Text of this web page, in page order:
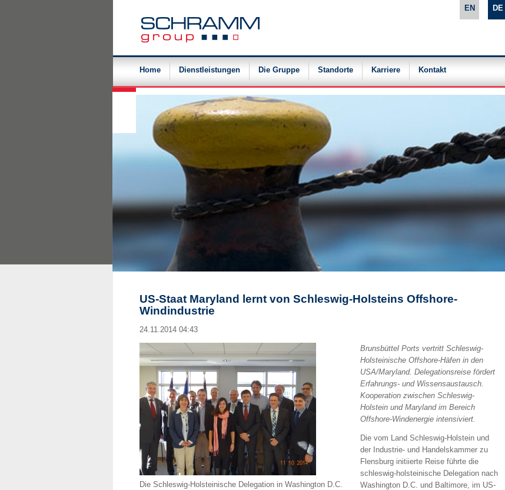
EN DE
Navigation
überspringen
Home Dienstleistungen Die Gruppe Standorte Karriere Kontakt
US-Staat Maryland lernt von Schleswig-Holsteins Offshore-
Windindustrie
24.11.2014 04:43
Die Schleswig-Holsteinische Delegation in Washington D.C.
Brunsbüttel Ports vertritt Schleswig-
Holsteinische Offshore-Häfen in den
USA/Maryland. Delegationsreise fördert
Erfahrungs- und Wissensaustausch.
Kooperation zwischen Schleswig-
Holstein und Maryland im Bereich
Offshore-Windenergie intensiviert.
Die vom Land Schleswig-Holstein und
der Industrie- und Handelskammer zu
Flensburg initiierte Reise führte die
schleswig-holsteinische Delegation nach
Washington D.C. und Baltimore, im US-